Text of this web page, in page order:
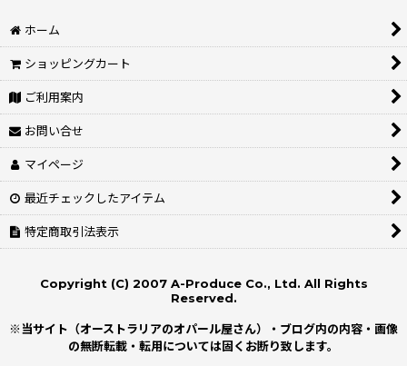
ホーム
ショッピングカート
ご利用案内
お問い合せ
マイページ
最近チェックしたアイテム
特定商取引法表示
Copyright (C) 2007 A-Produce Co., Ltd. All Rights
Reserved.
※当サイト（オーストラリアのオパール屋さん）・ブログ内の内容・画像
の無断転載・転用については固くお断り致します。